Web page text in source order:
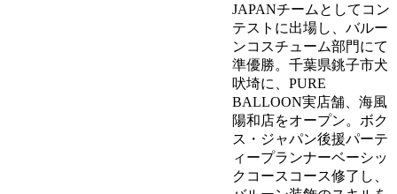
JAPANチームとしてコン
テストに出場し、バルー
ンコスチューム部門にて
準優勝。千葉県銚子市犬
吠埼に、PURE
BALLOON実店舗、海風
陽和店をオープン。ボク
ス・ジャパン後援パーテ
ィープランナーベーシッ
クコースコース修了し、